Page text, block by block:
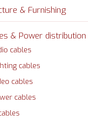
& Furnishing
& Power distribution
cables
cables
cables
cables